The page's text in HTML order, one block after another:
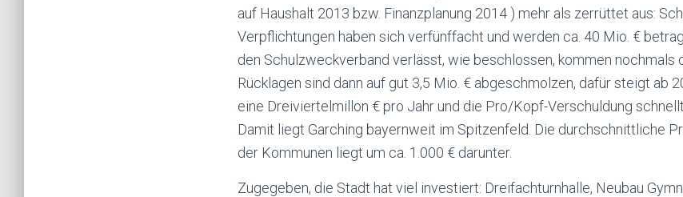
auf Haushalt 2013 bzw. Finanzplanung 2014 ) mehr als zerrüttet aus:
Verpflichtungen haben sich verfünffacht und werden ca. 40 Mio. €
den Schulzweckverband verlässt, wie beschlossen, kommen nochmals
Rücklagen sind dann auf gut 3,5 Mio. € abgeschmolzen, dafür steigt ab
eine Dreiviertelmillon € pro Jahr und die Pro/Kopf-Verschuldung
Damit liegt Garching bayernweit im Spitzenfeld. Die durchschnittliche
der Kommunen liegt um ca. 1.000 € darunter.
Zugegeben, die Stadt hat viel investiert: Dreifachturnhalle, Neubau